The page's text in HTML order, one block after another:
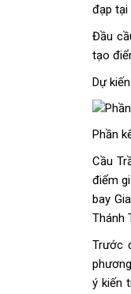
đạp tại
Đầu
tạo
Dự
Phần
Cầu
điểm
bay
Thánh
Trước
ý kiến